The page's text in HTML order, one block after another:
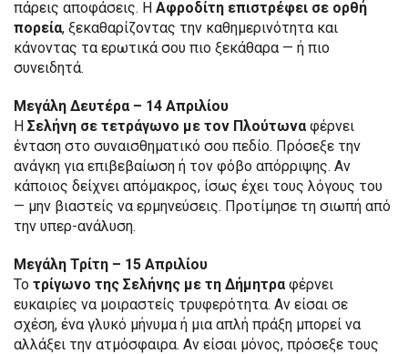
πάρεις αποφάσεις. Η Αφροδίτη επιστρέφει σε ορθή
πορεία, ξεκαθαρίζοντας την καθημερινότητα και
κάνοντας τα ερωτικά σου πιο ξεκάθαρα — ή πιο
συνειδητά.
Μεγάλη Δευτέρα – 14 Απριλίου
Η Σελήνη σε τετράγωνο με τον Πλούτωναφέρνει
ένταση στο συναισθηματικό σου πεδίο. Πρόσεξε την
ανάγκη για επιβεβαίωση ή τον φόβο απόρριψης. Αν
κάποιος δείχνει απόμακρος, ίσως έχει τους λόγους του
— μην βιαστείς να ερμηνεύσεις. Προτίμησε τη σιωπή από
την υπερ-ανάλυση.
Μεγάλη Τρίτη – 15 Απριλίου
Το τρίγωνο της Σελήνης με τη Δήμητραφέρνει
ευκαιρίες να μοιραστείς τρυφερότητα. Αν είσαι σε
σχέση, ένα γλυκό μήνυμα ή μια απλή πράξη μπορεί να
αλλάξει την ατμόσφαιρα. Αν είσαι μόνος, πρόσεξε τους